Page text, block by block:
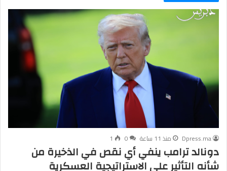
Dpress.ma منذ 11 ساعة 0
1
دونالد ترامب ينفي أي نقص في الذخيرة من
شأنه التأثير على الاستراتيجية العسكرية